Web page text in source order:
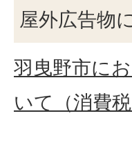
屋外広告物
羽曳野市に
いて（消費